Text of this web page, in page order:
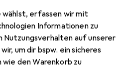
wählst, erfassen wir mit
Informationen zu
Nutzungsverhalten auf unserer
um dir bspw. ein sicheres
wie den Warenkorb zu
Bilder
Tube Clamp